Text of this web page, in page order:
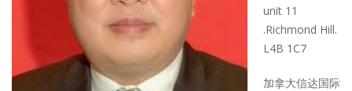
unit 11
.Richmond Hill.
L4B 1C7
加拿大信达国际